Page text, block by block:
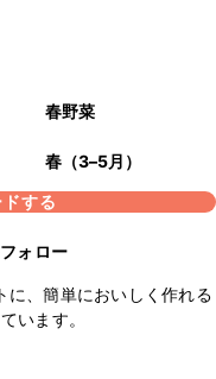
春野菜
春（3–5月）
する
ォロー
に、簡単においしく作れる
います。